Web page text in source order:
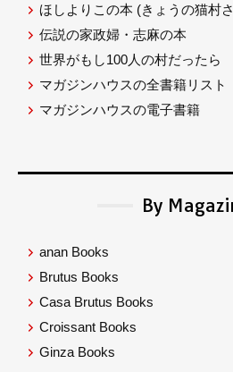
ほしよりこの本 (きょうの猫村
伝説の家政婦・志麻の本
世界がもし100人の村だったら
マガジンハウスの全書籍リスト
マガジンハウスの電子書籍
By
anan Books
Brutus Books
Casa Brutus Books
Croissant Books
Ginza Books